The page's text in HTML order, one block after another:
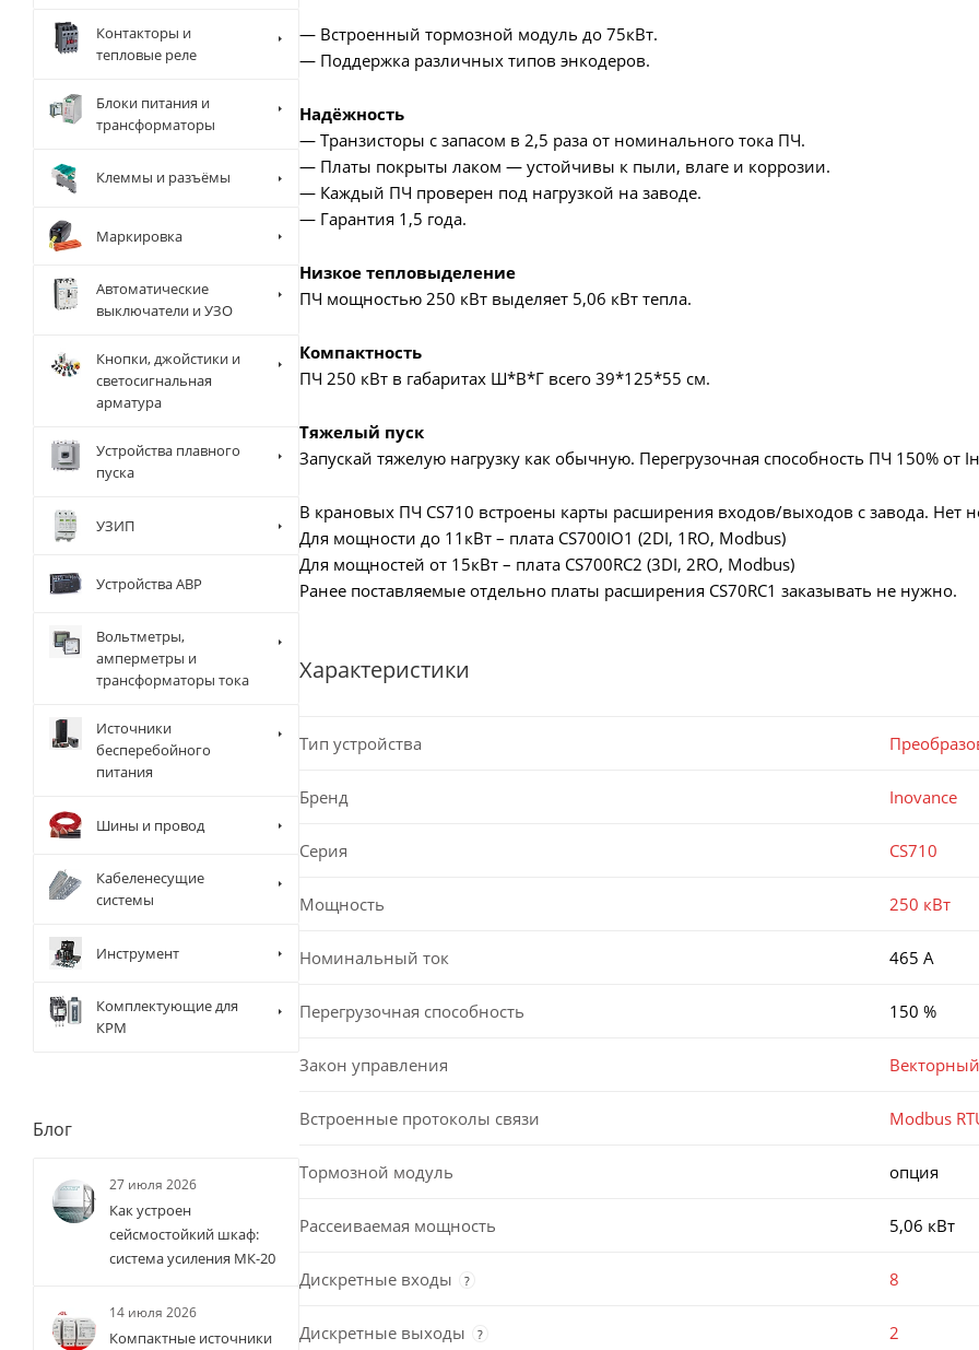
— Встроенный тормозной модуль до 75кВт.
— Поддержка различных типов энкодеров.
Надёжность
— Транзисторы с запасом в 2,5 раза от номинального тока ПЧ.
— Платы покрыты лаком — устойчивы к пыли, влаге и коррозии.
— Каждый ПЧ проверен под нагрузкой на заводе.
— Гарантия 1,5 года.
Низкое тепловыделение
ПЧ мощностью 250 кВт выделяет 5,06 кВт тепла.
Компактность
ПЧ 250 кВт в габаритах Ш*В*Г всего 39*125*55 см.
Тяжелый пуск
Запускай тяжелую нагрузку как обычную. Перегрузочная способность ПЧ 150% от
В крановых ПЧ CS710 встроены карты расширения входов/выходов с завода. Нет
Для мощности до 11кВт – плата CS700IO1 (2DI, 1RO, Modbus)
Для мощностей от 15кВт – плата CS700RC2 (3DI, 2RO, Modbus)
Ранее поставляемые отдельно платы расширения CS70RC1 заказывать не нужно.
Характеристики
Тип устройства
Бренд Inovance
Серия CS710
Мощность 250 кВт
Номинальный ток 465 А
Перегрузочная способность 150 %
Закон управления
Встроенные протоколы связи Modbus
Тормозной модуль опция
Рассеиваемая мощность 5,06 кВт
Дискретные входы ? 8
Дискретные выходы ? 2
Контакторы и
тепловые реле
Блоки питания и
трансформаторы
Клеммы и разъёмы
Маркировка
Автоматические
выключатели и УЗО
Кнопки, джойстики и
светосигнальная
арматура
Устройства плавного
пуска
УЗИП
Устройства АВР
Вольтметры,
амперметры и
трансформаторы тока
Источники
бесперебойного
питания
Шины и провод
Кабеленесущие
системы
Инструмент
Комплектующие для
КРМ
Блог
27 июля 2026
Как устроен
сейсмостойкий шкаф:
система усиления МК-20
14 июля 2026
Компактные источники